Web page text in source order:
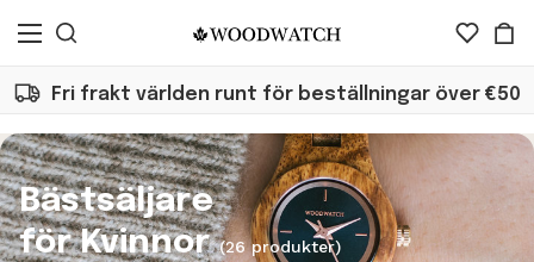
Fri frakt världen runt för beställningar över €50
Bästsäljare
för Kvinnor (26 produkter)